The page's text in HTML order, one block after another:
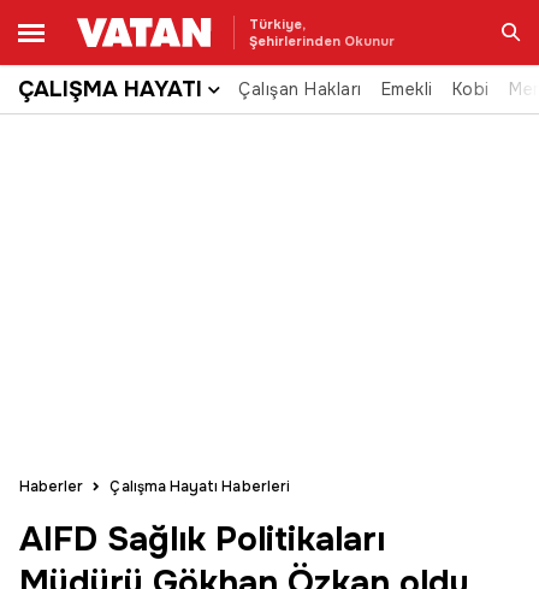
Türkiye,
Şehirlerinden Okunur
Ara
ÇALIŞMA HAYATI Çalışan Hakları Emekli Kobi
Haberler Çalışma Hayatı Haberleri
AIFD Sağlık Politikaları